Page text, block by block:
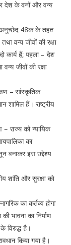
देश के वनों और वन्य
अनुच्छेद 48क के तहत
वन्य जीवों की रक्षा
कार्य हैं; पहला – देश
जीवों की रक्षा
– सांस्कृतिक
शामिल हैं। राष्ट्रीय
राज्य को न्यायिक
का
बनाकर इस उद्देश्य
शांति और सुरक्षा को
का कर्तव्य होगा
भावना का निर्माण
विरुद्ध है।
किया गया है।